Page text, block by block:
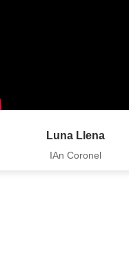
Luna Llena
IAn Coronel